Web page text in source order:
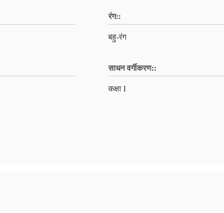
रंग::
बहु-रंग
साधन वर्गीकरण::
कक्षा I